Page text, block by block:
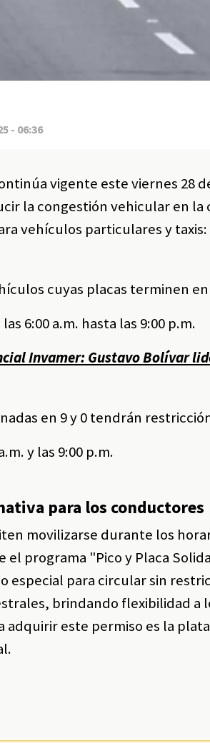
- 06:36
vigente este viernes 28
la congestión vehicular en la
vehículos particulares y taxis:​
cuyas placas terminen en
6:00 a.m. hasta las 9:00 p.m.
Invamer: Gustavo Bolívar
en 9 y 0 tendrán
y las 9:00 p.m.
para los conductores
movilizarse durante los
programa "Pico y Placa
para circular sin
brindando flexibilidad a
adquirir este permiso es la